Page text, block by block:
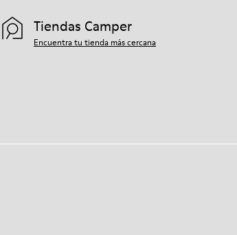
Tiendas Camper
Encuentra tu tienda más cercana